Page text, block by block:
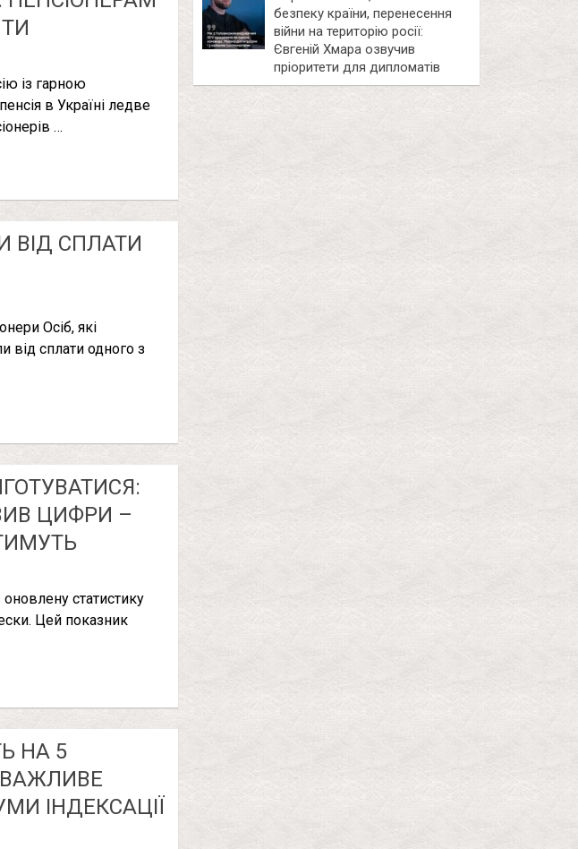
із гарною
в Україні ледве
…
ВІД СПЛАТИ
Осіб, які
від сплати одного з
ЦИФРИ –
статистику
Цей показник
НА 5
ВАЖЛИВЕ
ІНДЕКСАЦІЇ
безпеку країни, перенесення
війни на територію росії:
Євгеній Хмара озвучив
пріоритети для дипломатів